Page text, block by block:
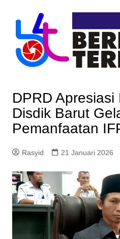
content
DPRD Apresiasi
Disdik Barut
Pemanfaatan
Rasyid 21 Januari 2026